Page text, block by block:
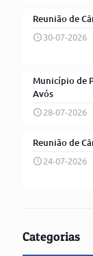
Reunião de
30-07-2026
Município de
Avós
28-07-2026
Reunião de
24-07-2026
Categorias